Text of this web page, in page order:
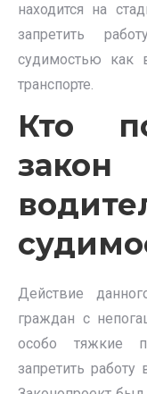
находится на
запретить
судимостью как
транспорте.
Кто
Действие
граждан с
особо тяжкие
запретить